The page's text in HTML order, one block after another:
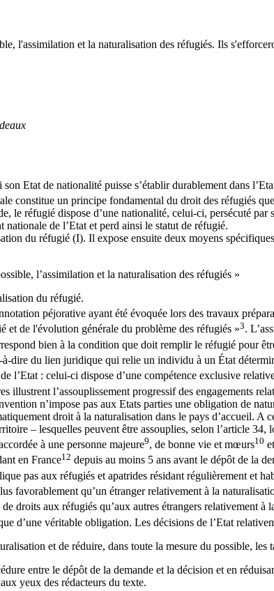
l'assimilation et la naturalisation des réfugiés. Ils
Etat de nationalité puisse s’établir durablement dans
constitue un principe fondamental du droit des réfugiés
le réfugié dispose d’une nationalité, celui-ci, persécuté
de l’Etat et perd ainsi le statut de réfugié.
du réfugié (I). Il expose ensuite deux moyens
l’assimilation et la naturalisation des réfugiés »
du réfugié.
péjorative ayant été évoquée lors des travaux
et de l'évolution générale du problème des réfugiés »3.
bien à la condition que doit remplir le réfugié pour
dire du lien juridique qui relie un individu à un État
l’Etat : celui-ci dispose d’une compétence exclusive
illustrent l’assouplissement progressif des engagements
n’impose pas aux Etats parties une obligation de
droit à la naturalisation dans le pays d’accueil. A
– lesquelles peuvent être assouplies, selon l’article
à une personne majeure9, de bonne vie et mœurs10
en France12 depuis au moins 5 ans avant le dépôt de la
pas aux réfugiés et apatrides résidant régulièrement et
favorablement qu’un étranger relativement à la
droits aux réfugiés qu’aux autres étrangers relativement à
d’une véritable obligation. Les décisions de l’Etat
et de réduire, dans toute la mesure du possible, les
entre le dépôt de la demande et la décision et en
yeux des rédacteurs du texte.